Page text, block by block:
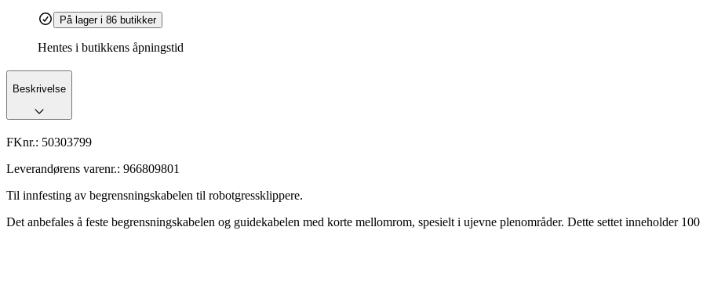
På lager i 86 butikker
Hentes i butikkens åpningstid
Beskrivelse
FKnr.: 50303799
Leverandørens varenr.: 966809801
Til innfesting av begrensningskabelen til robotgressklippere.
Det anbefales å feste begrensningskabelen og guidekabelen med korte mellomrom, spesielt i ujevne plenområder. Dette settet inneholder 100